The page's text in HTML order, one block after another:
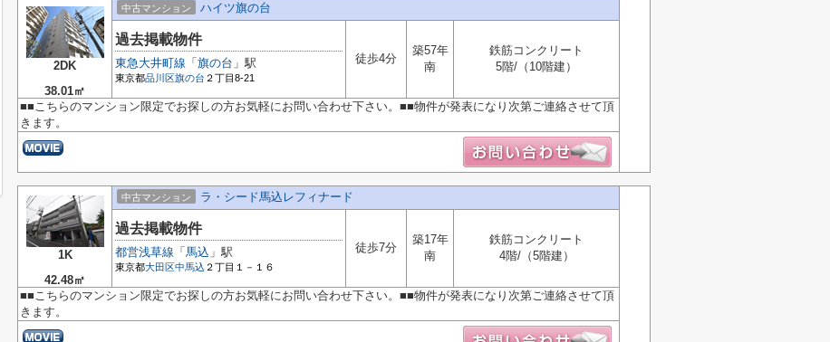
2DK
38.01㎡
中古マンション ハイツ旗の台
過去掲載物件
東急大井町線 「 旗の台 」駅
東京都品川区旗の台 ２丁目8-21
徒歩4分
築57年
南
鉄筋コンクリート
5階/（10階建）
■■こちらのマンション限定でお探しの方お気軽にお問い合わせ下さい。■■物件が発表になり次第ご連絡させて頂
きます。
1K
42.48㎡
中古マンション ラ・シード馬込レフィナード
過去掲載物件
都営浅草線 「 馬込 」駅
東京都大田区中馬込 ２丁目１－１６
徒歩7分
築17年
南
鉄筋コンクリート
4階/（5階建）
■■こちらのマンション限定でお探しの方お気軽にお問い合わせ下さい。■■物件が発表になり次第ご連絡させて頂
きます。